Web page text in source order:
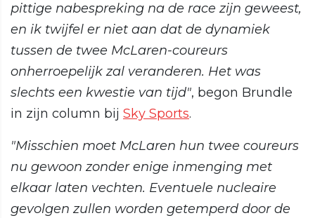
pittige nabespreking na de race zijn geweest,
en ik twijfel er niet aan dat de dynamiek
tussen de twee McLaren-coureurs
onherroepelijk zal veranderen. Het was
slechts een kwestie van tijd", begon Brundle
in zijn column bij Sky Sports.
"Misschien moet McLaren hun twee coureurs
nu gewoon zonder enige inmenging met
elkaar laten vechten. Eventuele nucleaire
gevolgen zullen worden getemperd door de